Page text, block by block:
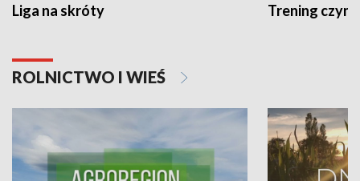
Liga na skróty Trening czyni
ROLNICTWO I WIEŚ